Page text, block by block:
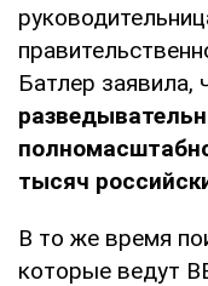
Батлер заявила,
тысяч
В то же время
которые ведут